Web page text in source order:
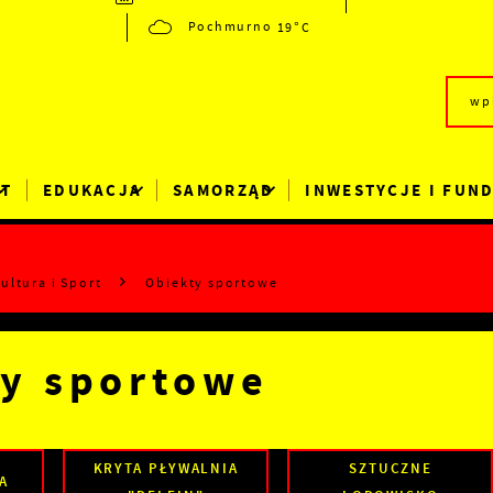
Pochmurno 19°C
EDUKACJA SAMORZĄD INWESTYCJE I
i Sport Obiekty sportowe
sportowe
KRYTA PŁYWALNIA
SZTUCZNE